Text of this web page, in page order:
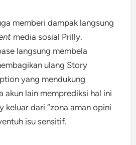
memberi dampak langsung
media sosial Prilly.
langsung membela
ulang Story
yang mendukung
akun lain memprediksi hal ini
keluar dari “zona aman opini
isu sensitif.